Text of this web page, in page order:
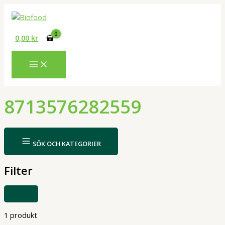
Hoppa
0,00 kr
8713576282559
SÖK OCH KATEGORIER
Filter
ELLER
FILTER
1 produkt